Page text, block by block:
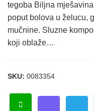
tegoba Biljna
poput bolova u želucu,
mučnine. Sluzne
koji oblaže…
SKU: 0083354